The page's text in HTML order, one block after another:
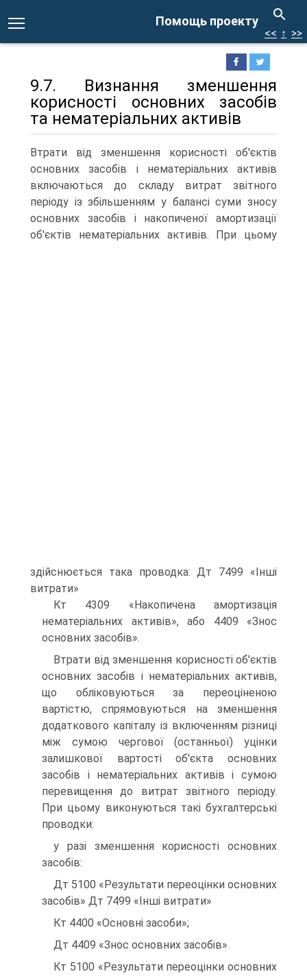
Помощь проекту
<< ↑ >>
9.7. Визнання зменшення
корисності основних засобів
та нематеріальних активів
Втрати від зменшення корисності об'єктів
основних засобів і нематеріальних активів
включаються до складу витрат звітного
періоду із збільшенням у балансі суми зносу
основних засобів і накопиченої амортизації
об'єктів нематеріальних активів. При цьому
здійснюється така проводка: Дт 7499 «Інші
витрати»
Кт 4309 «Накопичена амортизація
нематеріальних активів», або 4409 «Знос
основних засобів».
Втрати від зменшення корисності об'єктів
основних засобів і нематеріальних активів,
що обліковуються за переоціненою
вартістю, спрямовуються на зменшення
додаткового капіталу із включенням різниці
між сумою чергової (останньої) уцінки
залишкової вартості об'єкта основних
засобів і нематеріальних активів і сумою
перевищення до витрат звітного періоду.
При цьому виконуються такі бухгалтерські
проводки:
у разі зменшення корисності основних
засобів:
Дт 5100 «Результати переоцінки основних
засобів» Дт 7499 «Інші витрати»
Кт 4400 «Основні засоби»;
Дт 4409 «Знос основних засобів»
Кт 5100 «Результати переоцінки основних